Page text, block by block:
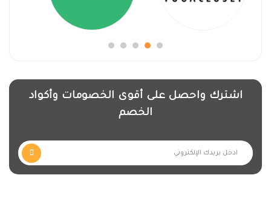
اشترك واحصل على أقوى الخصومات وأكواد
الخصم